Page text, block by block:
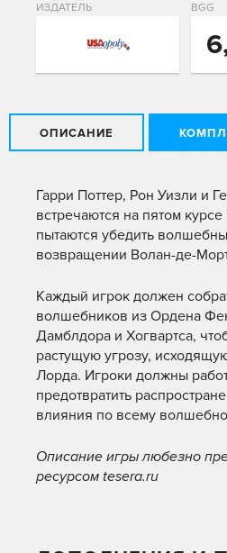
ИЗДАТЕЛЬ BGG
ОПИСАНИЕ
Гарри Поттер, Рон Уизли и
встречаются на пятом курсе
пытаются убедить
возвращении Волан-де-
Каждый игрок должен
волшебников из Ордена
Дамблдора и Хогвартса,
растущую угрозу,
Лорда. Игроки должны
предотвратить
влияния по всему
Описание игры любезно
ресурсом tesera.ru